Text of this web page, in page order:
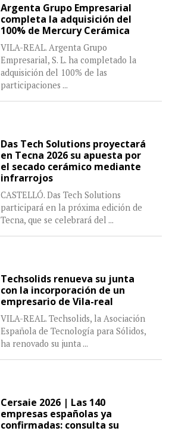
Argenta Grupo Empresarial
completa la adquisición del
100% de Mercury Cerámica
VILA-REAL. Argenta Grupo
Empresarial, S. L. ha completado la
adquisición del 100% de las
participaciones ...
Das Tech Solutions proyectará
en Tecna 2026 su apuesta por
el secado cerámico mediante
infrarrojos
CASTELLÓ. Das Tech Solutions
participará en la próxima edición de
Tecna, que se celebrará del ...
Techsolids renueva su junta
con la incorporación de un
empresario de Vila-real
VILA-REAL. Techsolids, la Asociación
Española de Tecnología para Sólidos,
ha renovado su junta ...
Cersaie 2026 | Las 140
empresas españolas ya
confirmadas: consulta su